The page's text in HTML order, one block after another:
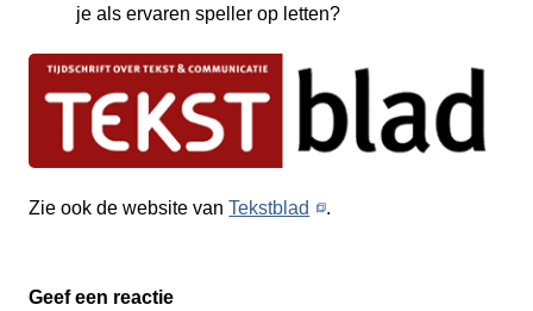
je als ervaren speller op letten?
Zie ook de website vanTekstblad .
Geef een reactie